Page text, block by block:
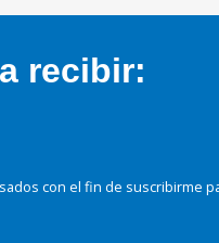
recibir:
con el fin de suscribirme